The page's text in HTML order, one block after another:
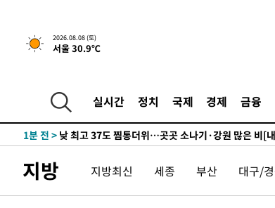
2026.08.08 (토)
서울 30.9℃
실시간 정치 국제 경제 금융
↓-11356초 전 >[속보]이 대통령 "부동산 공급 기존 사고방식 매
실천"
-10441초 전 >이란, "오만과 '중앙 단일 루트' 합의…북쪽 인
-1973초 전 >
[속보]이 대통령, '호우피해' 안동·의성 관할 4
-1936초 전 >
갈 수도
1분 전 > 낮 최고 37도 찜통더위…곳곳 소나기·강원 많은 비[
1시간 전 >
여자배구 이재영·이다영 자매, 아제르바이잔 투란
1시간 전 >외국인 심판 성 접대 7경기 들여다보니…한국 축
지방 지방최신 세종 부산 대구/